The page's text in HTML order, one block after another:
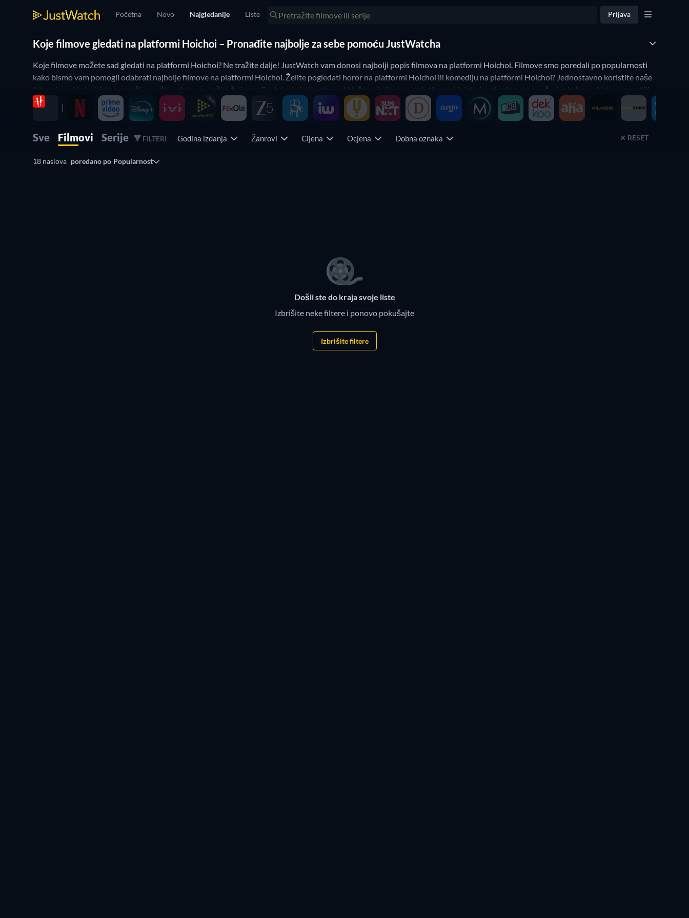
Početna Novo Najgledanije Liste Prijava
Koje filmove gledati na platformi Hoichoi – Pronađite najbolje za sebe pomoću JustWatcha
Koje filmove možete sad gledati na platformi Hoichoi? Ne tražite dalje! JustWatch vam donosi najbolji popis filmova na platformi Hoichoi. Filmove smo poredali po popularnosti
kako bismo vam pomogli odabrati najbolje filmove na platformi Hoichoi. Želite pogledati horor na platformi Hoichoi ili komediju na platformi Hoichoi? Jednostavno koristite naše
filtere ispod kako biste pronašli ono što odgovara vašim željama. Da, tako je jednostavno! Naš popis filmova s platforme Hoichoi svakodnevno se ažurira kako ne biste propustili
ni jedan dobar film na platformi Hoichoi.
Filter Watchbar uključen je na pregledu Najgledanije
Čestitamo. Trenutno koristite nekoliko filtera istovremeno. Na primjer, kombinaciju različitih streaming pletformi, žanrova ili godina izdanja.
pregledima Novo i Pretraživanje.
Sve Filmovi Serije FILTERI Godina izdanja Žanrovi Cijena Ocjena Dobna oznaka RESET
18 naslova poredano po Popularnost
Došli ste do kraja svoje liste
Izbrišite neke filtere i ponovo pokušajte
Izbrišite filtere